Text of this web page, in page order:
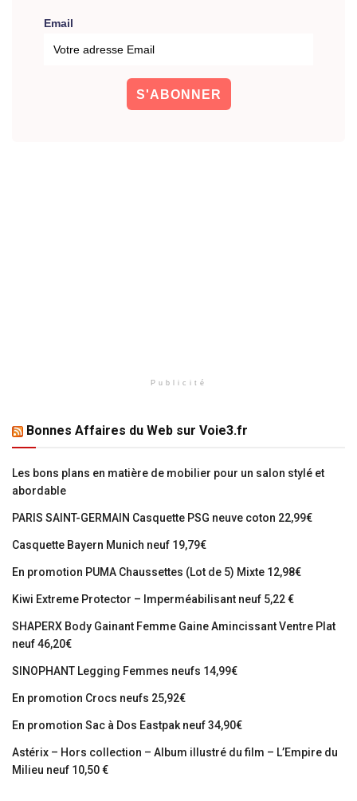
Email
Publicité
Bonnes Affaires du Web sur Voie3.fr
Les bons plans en matière de mobilier pour un salon stylé et
abordable
PARIS SAINT-GERMAIN Casquette PSG neuve coton 22,99€
Casquette Bayern Munich neuf 19,79€
En promotion PUMA Chaussettes (Lot de 5) Mixte 12,98€
Kiwi Extreme Protector – Imperméabilisant neuf 5,22 €
SHAPERX Body Gainant Femme Gaine Amincissant Ventre Plat
neuf 46,20€
SINOPHANT Legging Femmes neufs 14,99€
En promotion Crocs neufs 25,92€
En promotion Sac à Dos Eastpak neuf 34,90€
Astérix – Hors collection – Album illustré du film – L’Empire du
Milieu neuf 10,50 €